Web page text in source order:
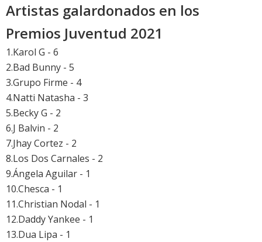
Artistas galardonados en los
Premios Juventud 2021
1.Karol G - 6
2.Bad Bunny - 5
3.Grupo Firme - 4
4.Natti Natasha - 3
5.Becky G - 2
6.J Balvin - 2
7.Jhay Cortez - 2
8.Los Dos Carnales - 2
9.Ángela Aguilar - 1
10.Chesca - 1
11.Christian Nodal - 1
12.Daddy Yankee - 1
13.Dua Lipa - 1